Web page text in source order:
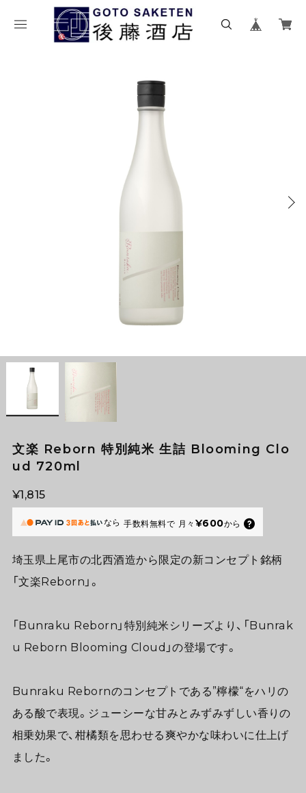
文楽 Reborn 特別純米 生詰 Blooming Clo
ud 720ml
¥1,815
なら 手数料無料で 月々 ¥600から
埼玉県上尾市の北西酒造から限定の新コンセプト銘柄
「文楽Reborn」。
「Bunraku Reborn」特別純米シリーズより、「Bunrak
u Reborn Blooming Cloud」の登場です。
Bunraku Rebornのコンセプトである”檸檬“をハリの
ある酸で表現。ジューシーな甘みとみずみずしい香りの
相乗効果で、柑橘類を思わせる爽やかな味わいに仕上げ
ました。